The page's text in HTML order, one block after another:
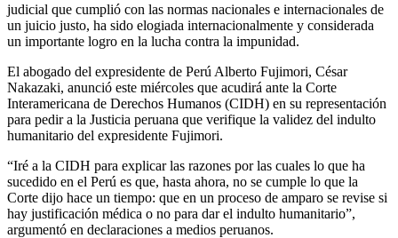
judicial que cumplió con las normas nacionales e internacionales de
un juicio justo, ha sido elogiada internacionalmente y considerada
un importante logro en la lucha contra la impunidad.
El abogado del expresidente de Perú Alberto Fujimori, César
Nakazaki, anunció este miércoles que acudirá ante la Corte
Interamericana de Derechos Humanos (CIDH) en su representación
para pedir a la Justicia peruana que verifique la validez del indulto
humanitario del expresidente Fujimori.
“Iré a la CIDH para explicar las razones por las cuales lo que ha
sucedido en el Perú es que, hasta ahora, no se cumple lo que la
Corte dijo hace un tiempo: que en un proceso de amparo se revise si
hay justificación médica o no para dar el indulto humanitario”,
argumentó en declaraciones a medios peruanos.